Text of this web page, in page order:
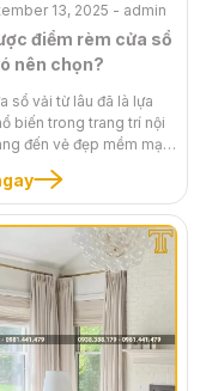
13, 2025 - admin
điểm rèm cửa sổ
nên chọn?
sổ vải từ lâu đã là lựa
biến trong trang trí nội
đến vẻ đẹp mềm mại,
và sang trọng. Tuy
người vẫn băn khoăn
cửa sổ vải có thực sự
với không gian sống của
không. Để giúp bạn đưa
định đúng đắn, bài viết
tích chi tiết những ưu
nhược điểm của rèm vải,
cấp cái nhìn toàn diện
bạn tự tin lựa chọn sản
hợp.